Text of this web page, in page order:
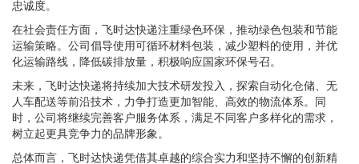
忠诚度。
在社会责任方面，飞时达快递注重绿色环保，推动绿色包装和节能
运输策略。公司倡导使用可循环材料包装，减少塑料的使用，并优
化运输路线，降低碳排放量，积极响应国家环保号召。
未来，飞时达快递将持续加大技术研发投入，探索自动化仓储、无
人车配送等前沿技术，力争打造更加智能、高效的物流体系。同
时，公司将继续完善客户服务体系，满足不同客户多样化的需求，
树立起更具竞争力的品牌形象。
总体而言，飞时达快递凭借其卓越的综合实力和坚持不懈的创新精